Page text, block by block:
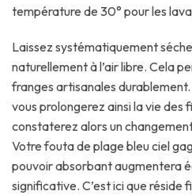
température de 30° pour les
Laissez systématiquement
naturellement à l’air libre. Cela
franges artisanales
vous prolongerez ainsi la vie des
constaterez alors un
Votre fouta de plage bleu ciel
pouvoir absorbant augmentera
significative. C’est ici que